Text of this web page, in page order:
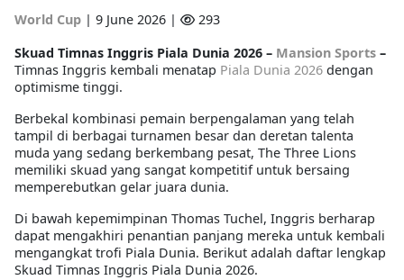
World Cup | 9 June 2026 |
293
Skuad Timnas Inggris Piala Dunia 2026 – Mansion Sports –
Timnas Inggris kembali menatap Piala Dunia 2026 dengan
optimisme tinggi.
Berbekal kombinasi pemain berpengalaman yang telah
tampil di berbagai turnamen besar dan deretan talenta
muda yang sedang berkembang pesat, The Three Lions
memiliki skuad yang sangat kompetitif untuk bersaing
memperebutkan gelar juara dunia.
Di bawah kepemimpinan Thomas Tuchel, Inggris berharap
dapat mengakhiri penantian panjang mereka untuk kembali
mengangkat trofi Piala Dunia. Berikut adalah daftar lengkap
Skuad Timnas Inggris Piala Dunia 2026.